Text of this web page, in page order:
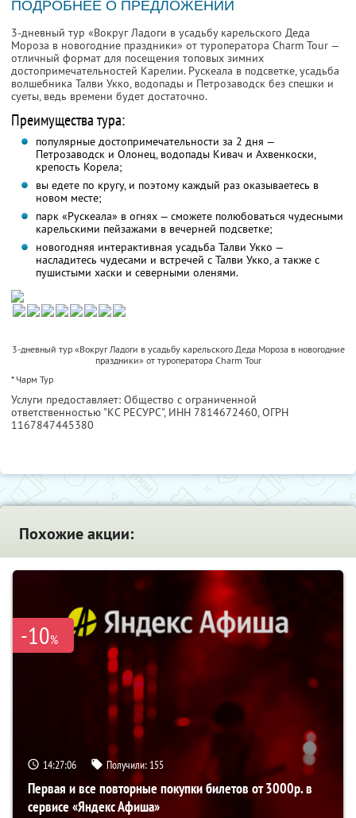
ПОДРОБНЕЕ О ПРЕДЛОЖЕНИИ
3-дневный тур «Вокруг Ладоги в усадьбу карельского Деда
Мороза в новогодние праздники» от туроператора Charm Tour —
отличный формат для посещения топовых зимних
достопримечательностей Карелии. Рускеала в подсветке, усадьба
волшебника Талви Укко, водопады и Петрозаводск без спешки и
суеты, ведь времени будет достаточно.
Преимущества тура:
популярные достопримечательности за 2 дня —
Петрозаводск и Олонец, водопады Кивач и Ахвенкоски,
крепость Корела;
вы едете по кругу, и поэтому каждый раз оказываетесь в
новом месте;
парк «Рускеала» в огнях — сможете полюбоваться чудесными
карельскими пейзажами в вечерней подсветке;
новогодняя интерактивная усадьба Талви Укко —
насладитесь чудесами и встречей с Талви Укко, а также с
пушистыми хаски и северными оленями.
3-дневный тур «Вокруг Ладоги в усадьбу карельского Деда Мороза в новогодние
праздники» от туроператора Charm Tour
* Чарм Тур
Услуги предоставляет: Общество с ограниченной
ответственностью "КС РЕСУРС", ИНН 7814672460, ОГРН
1167847445380
Похожие акции:
-10%
14:27:06 Получили: 155
Первая и все повторные покупки билетов от 3000р. в
сервисе «Яндекс Афиша»